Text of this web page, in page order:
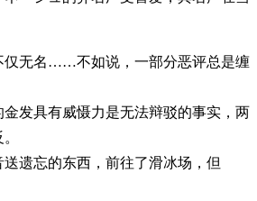
仅无名……不如说，一部分恶评总是缠
发具有威慑力是无法辩驳的事实，两
遗忘的东西，前往了滑冰场，但